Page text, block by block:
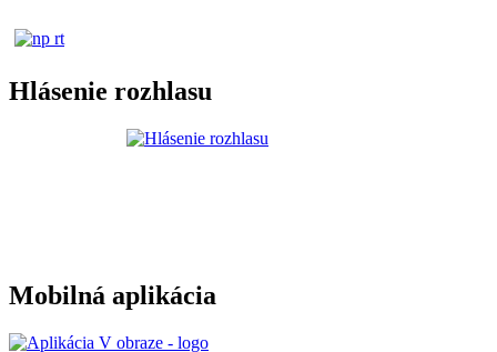
Hlásenie rozhlasu
Mobilná aplikácia